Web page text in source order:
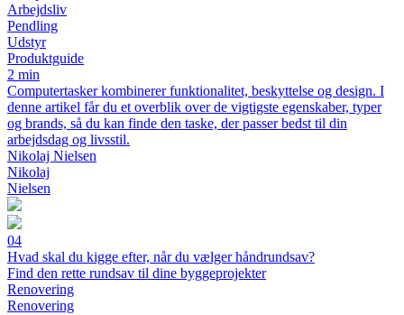
Arbejdsliv
Pendling
Udstyr
Produktguide
2 min
Computertasker kombinerer funktionalitet, beskyttelse og design. I
denne artikel får du et overblik over de vigtigste egenskaber, typer
og brands, så du kan finde den taske, der passer bedst til din
arbejdsdag og livsstil.
Nikolaj Nielsen
Nikolaj
Nielsen
04
Hvad skal du kigge efter, når du vælger håndrundsav?
Find den rette rundsav til dine byggeprojekter
Renovering
Renovering